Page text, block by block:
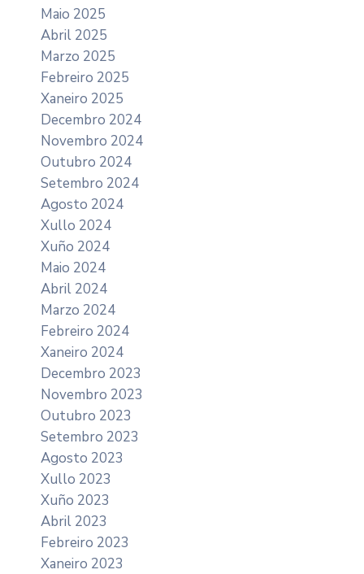
Maio 2025
Abril 2025
Marzo 2025
Febreiro 2025
Xaneiro 2025
Decembro 2024
Novembro 2024
Outubro 2024
Setembro 2024
Agosto 2024
Xullo 2024
Xuño 2024
Maio 2024
Abril 2024
Marzo 2024
Febreiro 2024
Xaneiro 2024
Decembro 2023
Novembro 2023
Outubro 2023
Setembro 2023
Agosto 2023
Xullo 2023
Xuño 2023
Abril 2023
Febreiro 2023
Xaneiro 2023